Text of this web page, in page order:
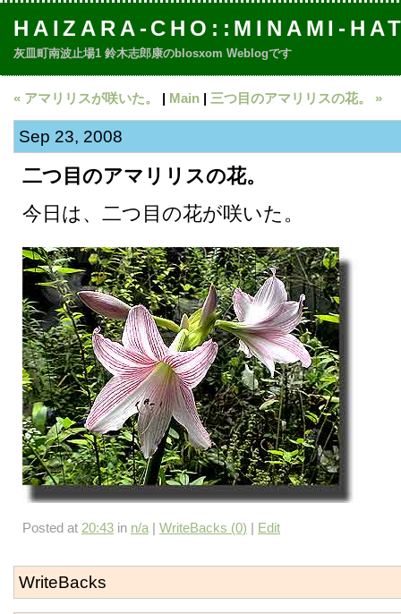
HAIZARA-CHO::MINAMI-
灰皿町南波止場1 鈴木志郎康のblosxom Weblogです
« アマリリスが咲いた。 | Main | 三つ目のアマリリスの花。 »
Sep 23, 2008
二つ目のアマリリスの花。
今日は、二つ目の花が咲いた。
Posted at 20:43 in n/a | WriteBacks (0) | Edit
WriteBacks